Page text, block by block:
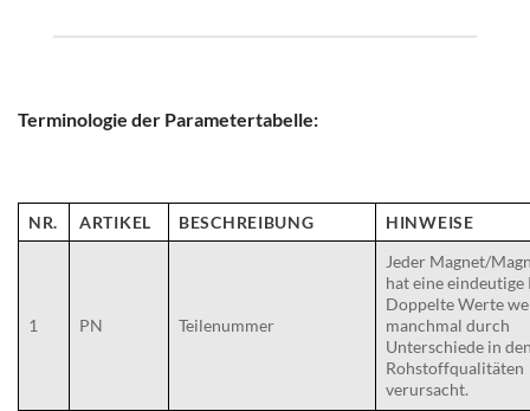
Terminologie der Parametertabelle:
NR. ARTIKEL BESCHREIBUNG HINWEISE
1 PN Teilenummer
Jeder Magnet/
hat eine eindeutige
Doppelte Werte
manchmal durch
Unterschiede in
Rohstoffqualitäten
verursacht.